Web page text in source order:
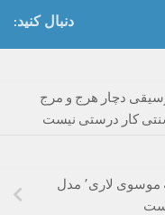
دنبال کنید:
دچار هرج و مرج
کار درستی نیست
دبیرکل حزب ندای ایرانیان حمله به موسوی لاری٬ مدل